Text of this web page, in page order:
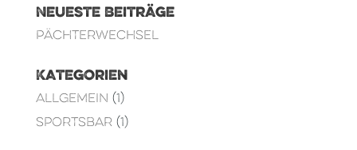
Neueste Beiträge
Pächterwechsel
Kategorien
Allgemein (1)
Sportsbar(1)